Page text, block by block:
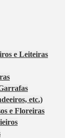
e Leiteiras
etc.)
e Floreiras